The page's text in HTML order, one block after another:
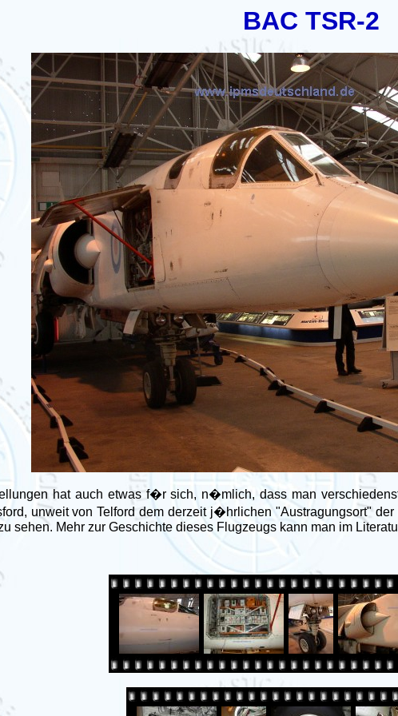
BAC TSR-2
hat auch etwas f�r sich, n�mlich, dass man
unweit von Telford dem derzeit j�hrlichen "Austragungsort"
sehen. Mehr zur Geschichte dieses Flugzeugs kann man im